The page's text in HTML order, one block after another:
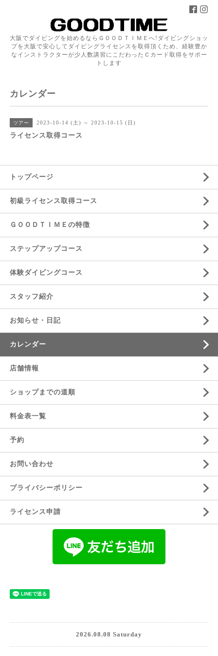
大阪でダイビングを始めるならＧＯＯＤＴＩＭＥへ!ダイビングショッ
プを大阪で安心してダイビングライセンスを取得頂くため、経験豊か
なインストラクターが少人数講習にこだわったＣカード取得をサポー
トします
カレンダー
ツアー 2023-10-14 (土) ～ 2023-10-15 (日)
ライセンス取得コース
トップページ
初級ライセンス取得コース
ＧＯＯＤＴＩＭＥの特徴
ステップアップコース
体験ダイビングコース
スタッフ紹介
お知らせ・日記
カレンダー
店舗情報
ショップまでの道順
料金表一覧
予約
お問い合わせ
プライバシーポリシー
ライセンス申請
2026.08.08 Saturday